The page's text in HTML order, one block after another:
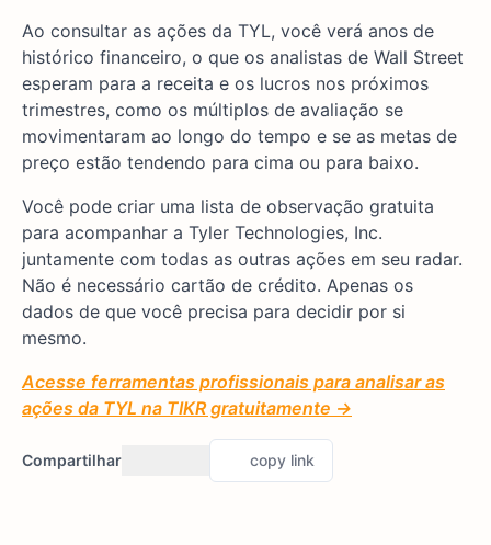
Ao consultar as ações da TYL, você verá anos de
histórico financeiro, o que os analistas de Wall Street
esperam para a receita e os lucros nos próximos
trimestres, como os múltiplos de avaliação se
movimentaram ao longo do tempo e se as metas de
preço estão tendendo para cima ou para baixo.
Você pode criar uma lista de observação gratuita
para acompanhar a Tyler Technologies, Inc.
juntamente com todas as outras ações em seu radar.
Não é necessário cartão de crédito. Apenas os
dados de que você precisa para decidir por si
mesmo.
Acesse ferramentas profissionais para analisar as
ações da TYL na TIKR gratuitamente →
Compartilhar copy link